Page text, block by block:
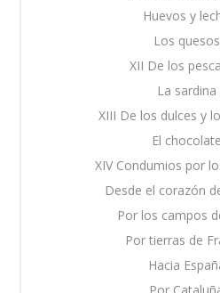
Huevos y
Los
XII De los
La sardina
XIII De los dulces y
El
XIV Condumios por
Desde el corazón
Por los campos
Por tierras de
Hacia